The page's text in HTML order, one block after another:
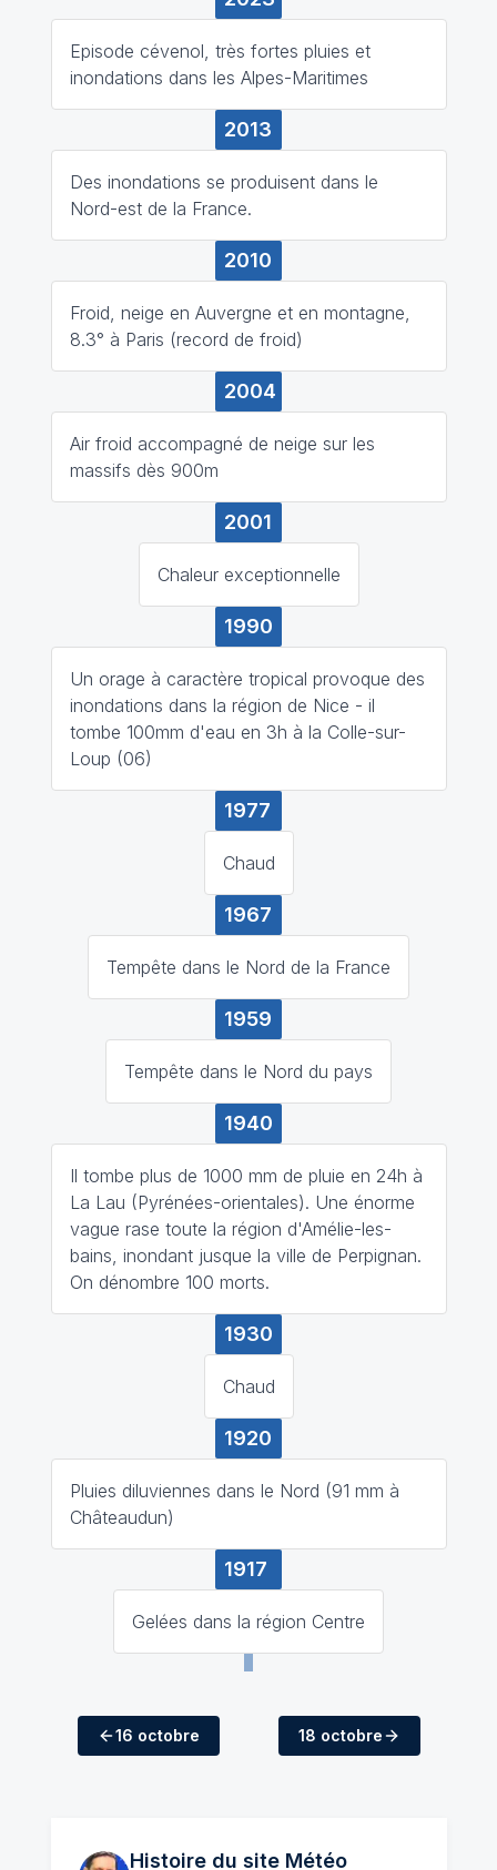
Episode cévenol, très fortes pluies et
inondations dans les Alpes-Maritimes
2013
Des inondations se produisent dans le
Nord-est de la France.
2010
Froid, neige en Auvergne et en montagne,
8.3° à Paris (record de froid)
2004
Air froid accompagné de neige sur les
massifs dès 900m
2001
Chaleur exceptionnelle
1990
Un orage à caractère tropical provoque des
inondations dans la région de Nice - il
tombe 100mm d'eau en 3h à la Colle-sur-
Loup (06)
1977
Chaud
1967
Tempête dans le Nord de la France
1959
Tempête dans le Nord du pays
1940
Il tombe plus de 1000 mm de pluie en 24h à
La Lau (Pyrénées-orientales). Une énorme
vague rase toute la région d'Amélie-les-
bains, inondant jusque la ville de Perpignan.
On dénombre 100 morts.
1930
Chaud
1920
Pluies diluviennes dans le Nord (91 mm à
Châteaudun)
1917
Gelées dans la région Centre
16 octobre 18 octobre
Histoire du site Météo